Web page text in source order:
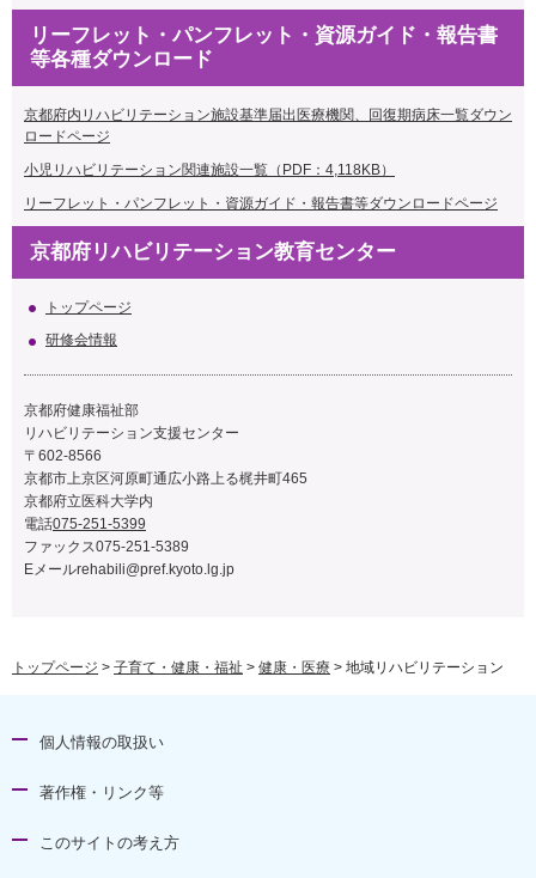
リーフレット・パンフレット・資源ガイド・報告書
等各種ダウンロード
京都府内リハビリテーション施設基準届出医療機関、回復期病床一覧ダウン
ロードページ
小児リハビリテーション関連施設一覧（PDF：4,118KB）
リーフレット・パンフレット・資源ガイド・報告書等ダウンロードページ
京都府リハビリテーション教育センター
トップページ
研修会情報
京都府健康福祉部
リハビリテーション支援センター
〒602-8566
京都市上京区河原町通広小路上る梶井町465
京都府立医科大学内
電話075-251-5399
ファックス075-251-5389
Eメールrehabili@pref.kyoto.lg.jp
トップページ > 子育て・健康・福祉 > 健康・医療 > 地域リハビリテーション
個人情報の取扱い
著作権・リンク等
このサイトの考え方